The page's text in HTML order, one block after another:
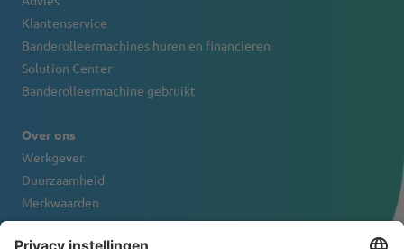
Klantenservice
Banderolleermachines huren en financieren
Solution Center
Banderolleermachine gebruikt
Over ons
Werkgever
Duurzaamheid
Merkwaarden
Firmaportret